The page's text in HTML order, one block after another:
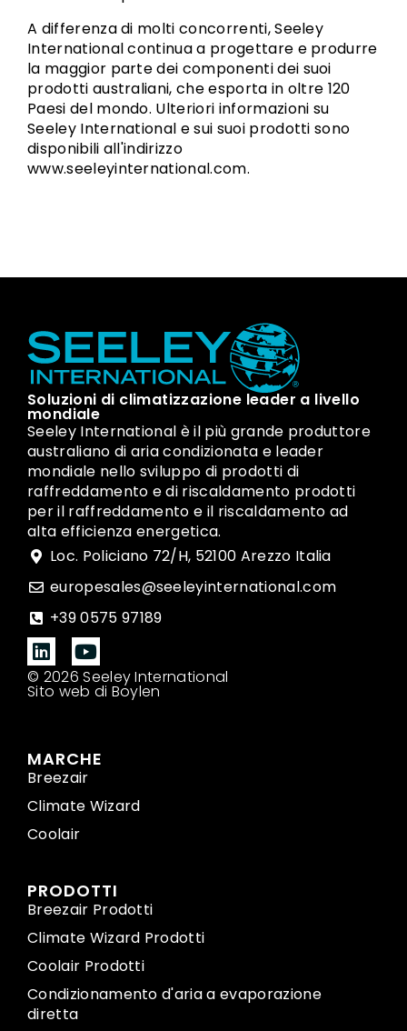
A differenza di molti concorrenti, Seeley
International continua a progettare e produrre
la maggior parte dei componenti dei suoi
prodotti australiani, che esporta in oltre 120
Paesi del mondo. Ulteriori informazioni su
Seeley International e sui suoi prodotti sono
disponibili all'indirizzo
www.seeleyinternational.com.
Soluzioni di climatizzazione leader a livello
mondiale
Seeley International è il più grande produttore
australiano di aria condizionata e leader
mondiale nello sviluppo di prodotti di
raffreddamento e di riscaldamento prodotti
per il raffreddamento e il riscaldamento ad
alta efficienza energetica.
Loc. Policiano 72/H, 52100 Arezzo Italia
europesales@seeleyinternational.com
+39 0575 97189
© 2026 Seeley International
Sito web di Boylen
MARCHE
Breezair
Climate Wizard
Coolair
PRODOTTI
Breezair Prodotti
Climate Wizard Prodotti
Coolair Prodotti
Condizionamento d'aria a evaporazione
diretta